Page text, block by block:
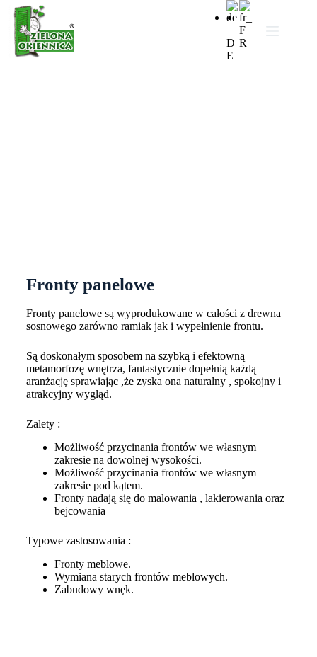
Fronty panelowe
Fronty panelowe są wyprodukowane w całości z drewna
sosnowego zarówno ramiak jak i wypełnienie frontu.
Są doskonałym sposobem na szybką i efektowną
metamorfozę wnętrza, fantastycznie dopełnią każdą
aranżację sprawiając ,że zyska ona naturalny , spokojny i
atrakcyjny wygląd.
Zalety :
Możliwość przycinania frontów we własnym
zakresie na dowolnej wysokości.
Możliwość przycinania frontów we własnym
zakresie pod kątem.
Fronty nadają się do malowania , lakierowania oraz
bejcowania
Typowe zastosowania :
Fronty meblowe.
Wymiana starych frontów meblowych.
Zabudowy wnęk.